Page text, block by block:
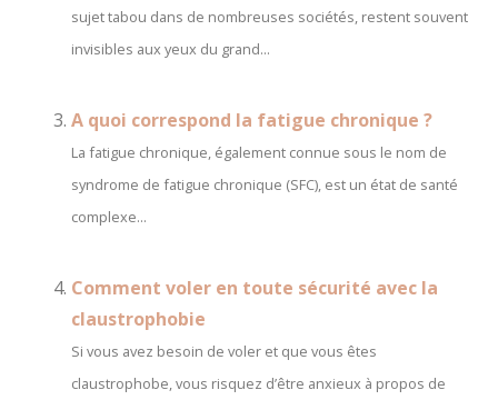
sujet tabou dans de nombreuses sociétés, restent souvent
invisibles aux yeux du grand...
A quoi correspond la fatigue chronique ?
La fatigue chronique, également connue sous le nom de
syndrome de fatigue chronique (SFC), est un état de santé
complexe...
Comment voler en toute sécurité avec la
claustrophobie
Si vous avez besoin de voler et que vous êtes
claustrophobe, vous risquez d’être anxieux à propos de